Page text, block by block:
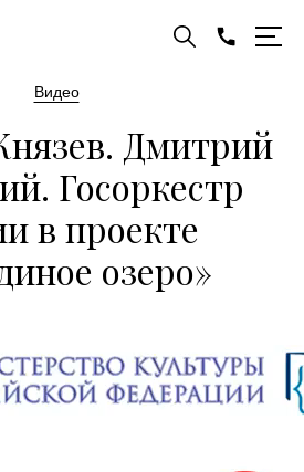
Видео
Дмитрий
Госоркестр
в проекте
озеро»